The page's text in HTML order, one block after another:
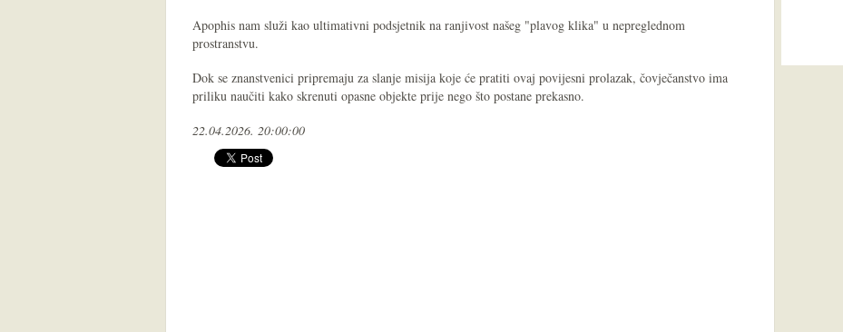
Apophis nam služi kao ultimativni podsjetnik na ranjivost našeg "plavog klika" u nepreglednom
prostranstvu.
Dok se znanstvenici pripremaju za slanje misija koje će pratiti ovaj povijesni prolazak, čovječanstvo ima
priliku naučiti kako skrenuti opasne objekte prije nego što postane prekasno.
22.04.2026. 20:00:00